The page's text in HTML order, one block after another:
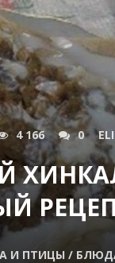
4 166 0
И ПТИЦЫ /